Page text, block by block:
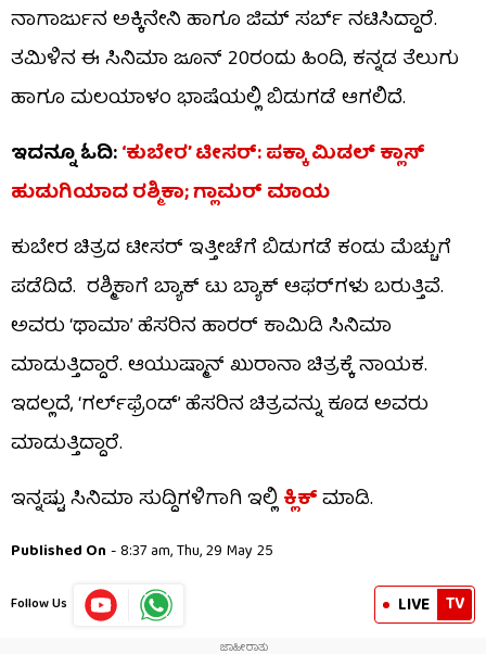
ನಾಗಾರ್ಜುನ ಅಕ್ಕಿನೇನಿ ಹಾಗೂ ಜಿಮ್ ಸರ್ಬ್ ನಟಿಸಿದ್ದಾರೆ.
ತಮಿಳಿನ ಈ ಸಿನಿಮಾ ಜೂನ್ 20ರಂದು ಹಿಂದಿ, ಕನ್ನಡ ತೆಲುಗು
ಹಾಗೂ ಮಲಯಾಳಂ ಭಾಷೆಯಲ್ಲಿ ಬಿಡುಗಡೆ ಆಗಲಿದೆ.
ಇದನ್ನೂ ಓದಿ:‘ಕುಬೇರ’ ಟೀಸರ್: ಪಕ್ಕಾ ಮಿಡಲ್ ಕ್ಲಾಸ್
ಹುಡುಗಿಯಾದ ರಶ್ಮಿಕಾ; ಗ್ಲಾಮರ್ ಮಾಯ
ಕುಬೇರ ಚಿತ್ರದ ಟೀಸರ್ ಇತ್ತೀಚೆಗೆ ಬಿಡುಗಡೆ ಕಂಡು ಮೆಚ್ಚುಗೆ
ಪಡೆದಿದೆ. ರಶ್ಮಿಕಾಗೆ ಬ್ಯಾಕ್ ಟು ಬ್ಯಾಕ್ ಆಫರ್​ಗಳು ಬರುತ್ತಿವೆ.
ಅವರು ‘ಥಾಮಾ’ ಹೆಸರಿನ ಹಾರರ್ ಕಾಮಿಡಿ ಸಿನಿಮಾ
ಮಾಡುತ್ತಿದ್ದಾರೆ. ಆಯುಷ್ಮಾನ್ ಖುರಾನಾ ಚಿತ್ರಕ್ಕೆ ನಾಯಕ.
ಇದಲ್ಲದೆ, ‘ಗರ್ಲ್​ಫ್ರೆಂಡ್’ ಹೆಸರಿನ ಚಿತ್ರವನ್ನು ಕೂಡ ಅವರು
ಮಾಡುತ್ತಿದ್ದಾರೆ.
ಇನ್ನಷ್ಟು ಸಿನಿಮಾ ಸುದ್ದಿಗಳಿಗಾಗಿ ಇಲ್ಲಿಕ್ಲಿಕ್​ಮಾಡಿ.
Published On - 8:37 am, Thu, 29 May 25
Follow Us LIVE TV